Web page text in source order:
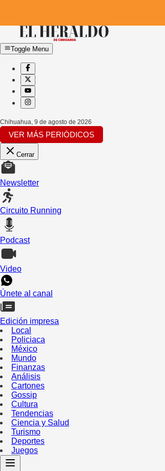
Toggle Menu
Chihuahua 9 de agosto de 2026
VER MÁS PERIÓDICOS
Cerrar
Newsletter
Circuito Running
Podcast
Video
Únete al canal
Edición impresa
Local
Policiaca
México
Mundo
Finanzas
Análisis
Cartones
Gossip
Cultura
Tendencias
Ciencia y Salud
Turismo
Deportes
Juegos